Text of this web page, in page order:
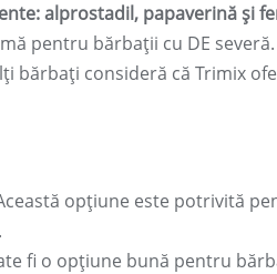
alprostadil, papaverină și
pentru bărbații cu DE severă.
bărbați consideră că Trimix
opțiune este potrivită
fi o opțiune bună pentru